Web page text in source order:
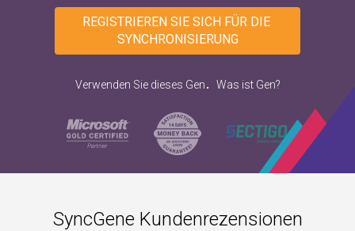
REGISTRIEREN SIE SICH FÜR DIE
SYNCHRONISIERUNG
Verwenden Sie dieses Gen. Was ist Gen?
SyncGene Kundenrezensionen